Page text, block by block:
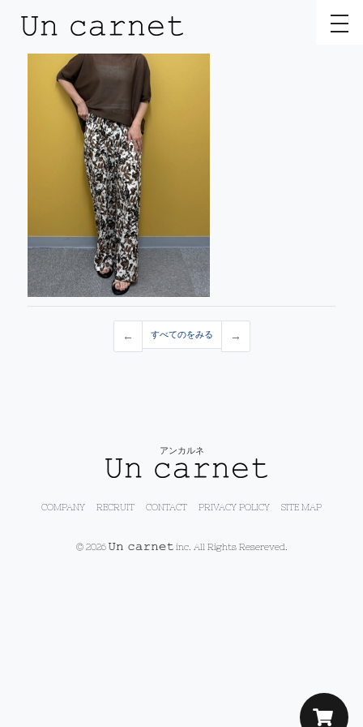
← すべてのをみる →
アンカルネ
COMPANY RECRUIT CONTACT PRIVACY POLICY SITE MAP
© 2026 inc. All Rights Resereved.